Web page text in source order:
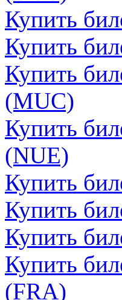
Купить
Купить
Купить
(MUC)
Купить
(NUE)
Купить
Купить
Купить
Купить
(FRA)